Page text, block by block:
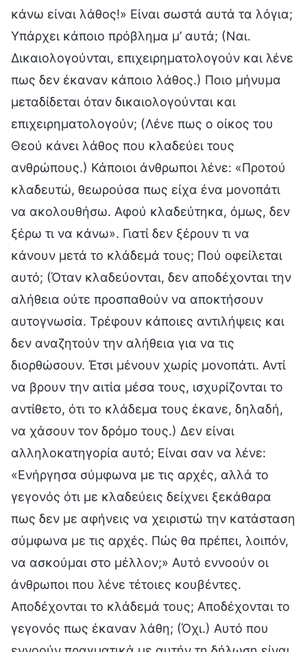
κάνω είναι λάθος!» Είναι σωστά αυτά τα λόγια;
Υπάρχει κάποιο πρόβλημα μ’ αυτά; (Ναι.
Δικαιολογούνται, επιχειρηματολογούν και λένε
πως δεν έκαναν κάποιο λάθος.) Ποιο μήνυμα
μεταδίδεται όταν δικαιολογούνται και
επιχειρηματολογούν; (Λένε πως ο οίκος του
Θεού κάνει λάθος που κλαδεύει τους
ανθρώπους.) Κάποιοι άνθρωποι λένε: «Προτού
κλαδευτώ, θεωρούσα πως είχα ένα μονοπάτι
να ακολουθήσω. Αφού κλαδεύτηκα, όμως, δεν
ξέρω τι να κάνω». Γιατί δεν ξέρουν τι να
κάνουν μετά το κλάδεμά τους; Πού οφείλεται
αυτό; (Όταν κλαδεύονται, δεν αποδέχονται την
αλήθεια ούτε προσπαθούν να αποκτήσουν
αυτογνωσία. Τρέφουν κάποιες αντιλήψεις και
δεν αναζητούν την αλήθεια για να τις
διορθώσουν. Έτσι μένουν χωρίς μονοπάτι. Αντί
να βρουν την αιτία μέσα τους, ισχυρίζονται το
αντίθετο, ότι το κλάδεμα τους έκανε, δηλαδή,
να χάσουν τον δρόμο τους.) Δεν είναι
αλληλοκατηγορία αυτό; Είναι σαν να λένε:
«Ενήργησα σύμφωνα με τις αρχές, αλλά το
γεγονός ότι με κλαδεύεις δείχνει ξεκάθαρα
πως δεν με αφήνεις να χειριστώ την κατάσταση
σύμφωνα με τις αρχές. Πώς θα πρέπει, λοιπόν,
να ασκούμαι στο μέλλον;» Αυτό εννοούν οι
άνθρωποι που λένε τέτοιες κουβέντες.
Αποδέχονται το κλάδεμά τους; Αποδέχονται το
γεγονός πως έκαναν λάθη; (Όχι.) Αυτό που